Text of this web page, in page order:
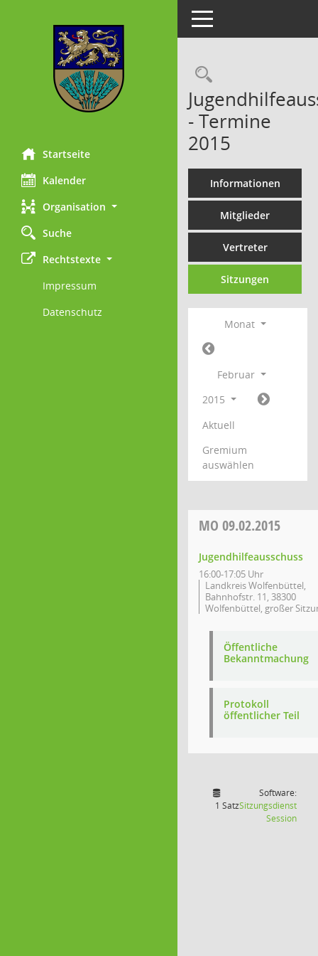
Startseite
Kalender
Organisation
Suche
Rechtstexte
Impressum
Datenschutz
Toggle navigation
- Termine
2015
Informationen
Mitglieder
Vertreter
Sitzungen
Monat
Februar
2015
Aktuell
Gremium
auswählen
MO 09.02.2015
Jugendhilfeausschuss
16:00-17:05 Uhr
Landkreis Wolfenbüttel,
Bahnhofstr. 11, 38300
Wolfenbüttel, großer
Öffentliche
Bekanntmachung
Protokoll
öffentlicher Teil
1 Satz
Software:
Sitzungsdienst
Session